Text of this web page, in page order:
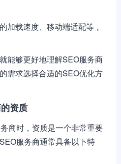
加载速度、移动端适配等，
能够更好地理解SEO服务商
需求选择合适的SEO优化方
资质
商时，资质是一个非常重要
服务商通常具备以下特